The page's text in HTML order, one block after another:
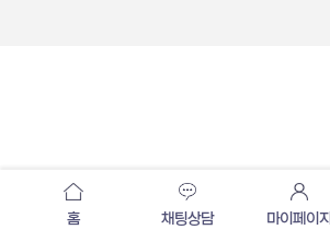
홈 채팅상담 마이페이지